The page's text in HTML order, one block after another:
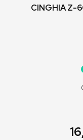
CINGHIA Z-